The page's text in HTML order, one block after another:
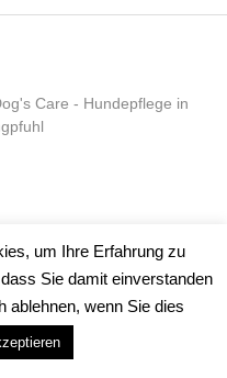
Care - Hundepflege in
um Ihre Erfahrung zu
Sie damit einverstanden
ablehnen, wenn Sie dies